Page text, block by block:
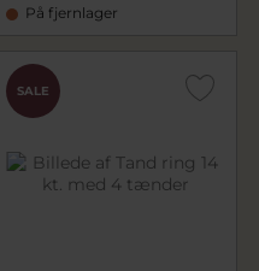
På fjernlager
SALE